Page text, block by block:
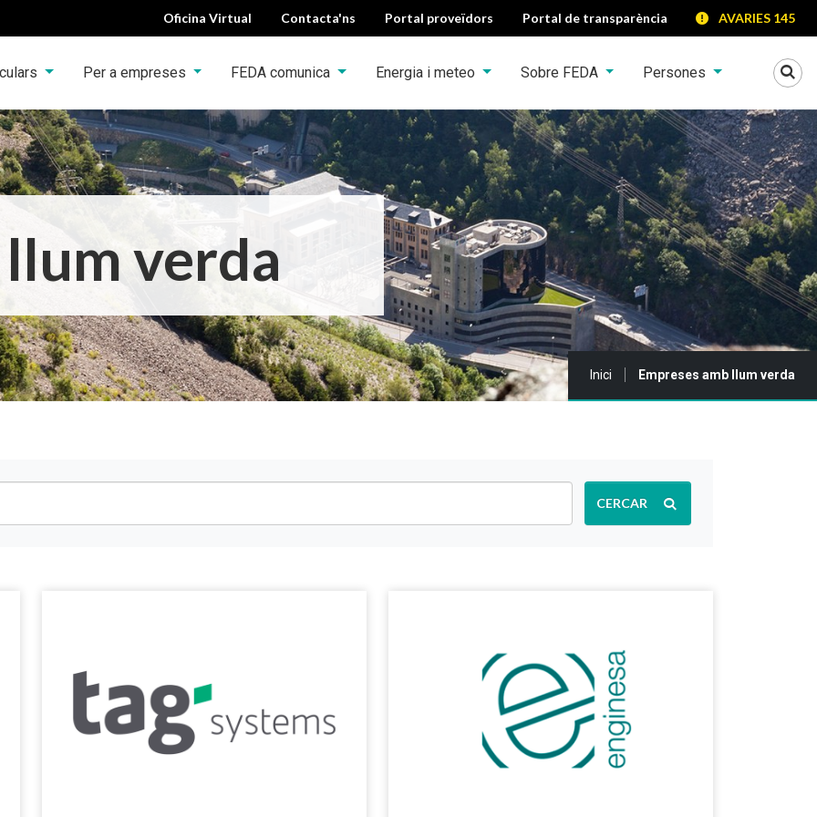
Oficina Virtual Contacta'ns Portal proveïdors Portal de transparència AVARIES 145
Per a empreses FEDA comunica Energia i meteo Sobre FEDA Persones
verda
Sou a:
Inici Empreses amb llum verda
CERCAR